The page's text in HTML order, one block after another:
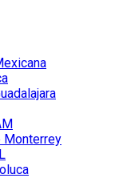
Monterrey